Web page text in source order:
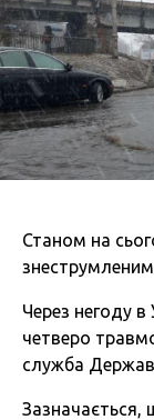
Станом на
Через негоду в
четверо
служба
Зазначається,